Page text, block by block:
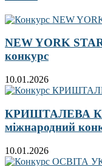
NEW YORK
конкурс
10.01.2026
КРИШТАЛЕВА
міжнародний
10.01.2026